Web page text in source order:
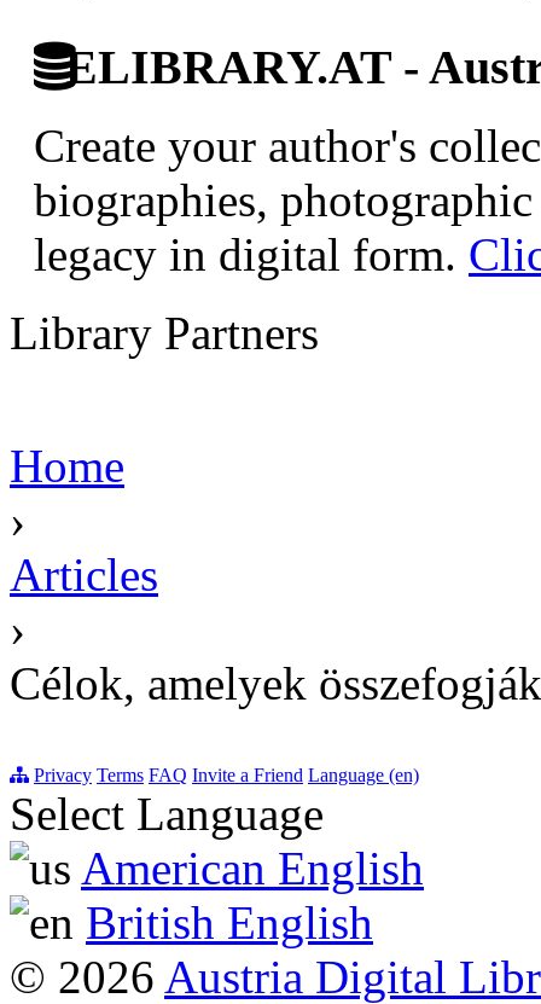
ELIBRARY.AT -
Create your author's
biographies,
legacy in digital form.
Library Partners
Home
›
Articles
›
Célok, amelyek
Privacy Terms FAQ Invite a Friend Language (en)
Select Language
American English
British English
© 2026 Austria Digital